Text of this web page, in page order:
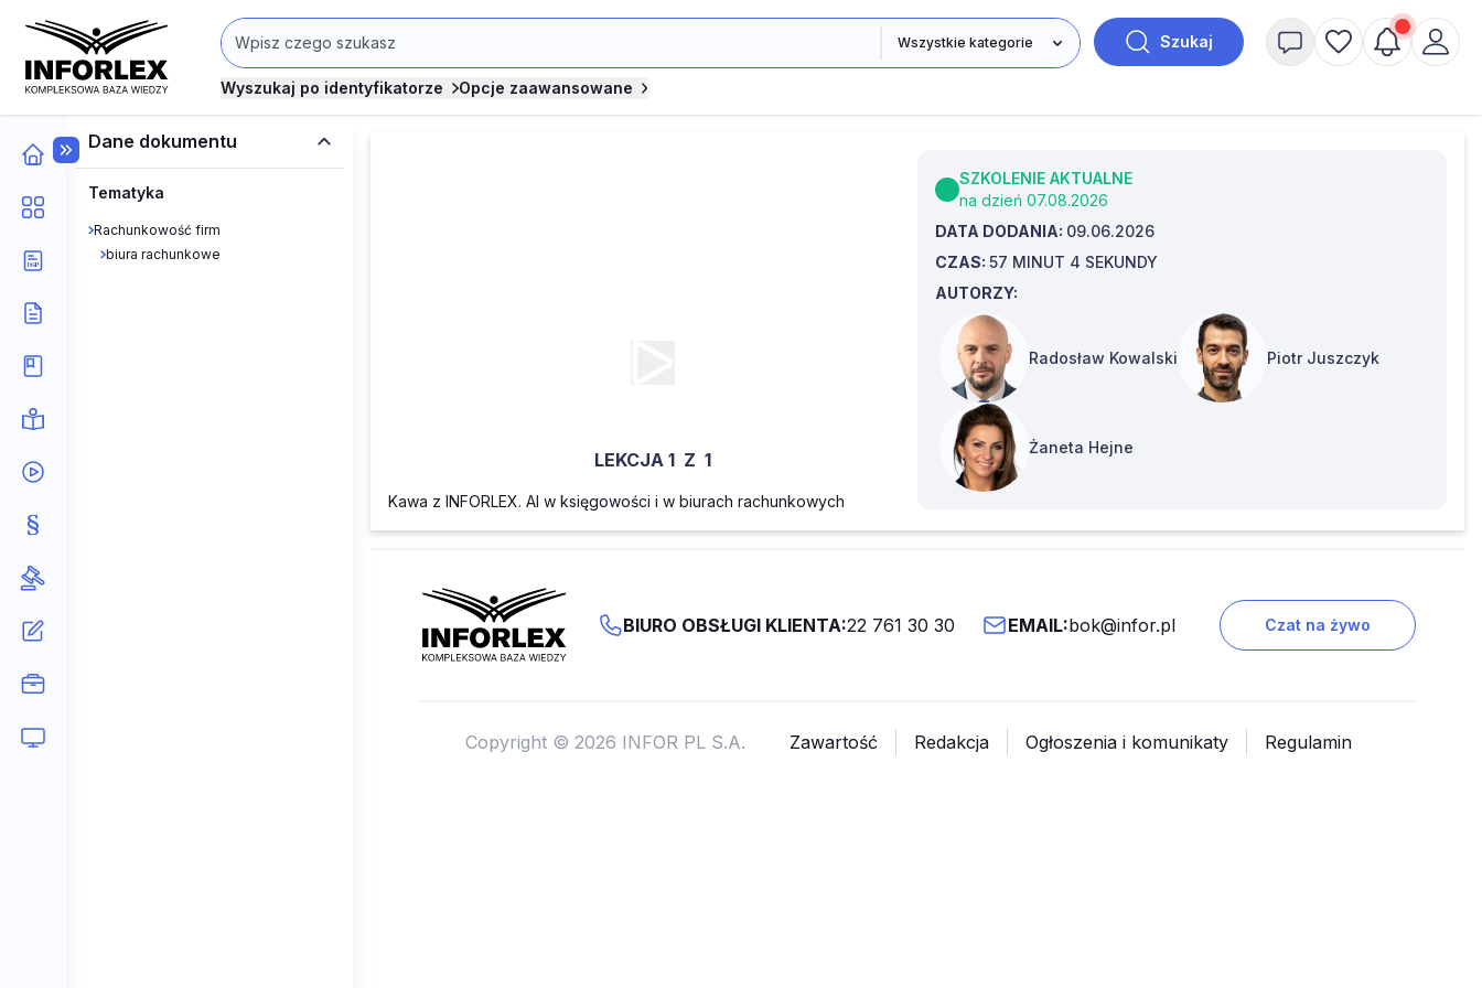
Szukaj
Wyszukaj po identyfikatorze Opcje zaawansowane
Dane dokumentu
Tematyka
Rachunkowość firm
biura rachunkowe
LEKCJA 1 Z 1
Kawa z INFORLEX. AI w księgowości i w biurach rachunkowych
SZKOLENIE AKTUALNE
na dzień 07.08.2026
DATA DODANIA: 09.06.2026
CZAS: 57 MINUT 4 SEKUNDY
AUTORZY:
Radosław Kowalski Piotr Juszczyk
Żaneta Hejne
BIURO OBSŁUGI KLIENTA:22 761 30 30 EMAIL:bok@infor.pl Czat na żywo
Copyright © 2026 INFOR PL S.A. Zawartość Redakcja Ogłoszenia i komunikaty Regulamin